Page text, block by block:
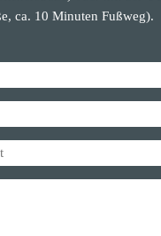
ca. 10 Minuten Fußweg).